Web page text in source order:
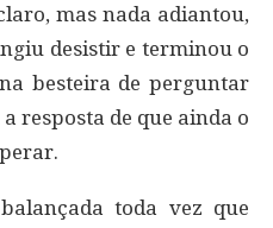
mas nada adiantou,
desistir e terminou o
besteira de perguntar
resposta de que ainda o
toda vez que